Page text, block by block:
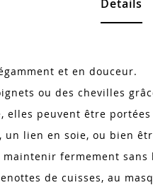
Details
et en douceur.
ou des chevilles
elles peuvent être
lien en soie, ou bien
fermement sans
de cuisses, au